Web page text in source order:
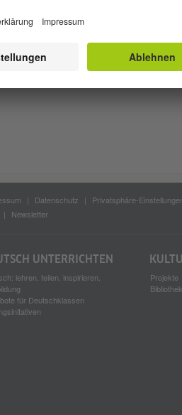
lebt in Berlin.
Datenschutz Privatsphäre-
Newsletter
UNTERRICHTEN
lehren. teilen. inspirieren.
für Deutschklassen
Projekte
Bibliothek